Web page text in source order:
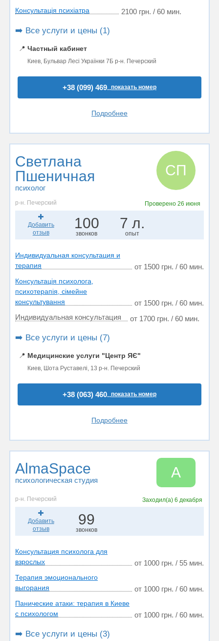
Консультація психіатра 2100 грн. / 60 мин.
➡️ Все услуги и цены (1)
📍 Частный кабинет
Киев, Бульвар Лесі Українки 7Б р-н. Печерский
+38 (099) 469..показать номер
Подробнее
Светлана
Пшеничная
психолог
СП
р-н. Печерский Проверено 26 июня
Добавить
отзыв
100
звонков
7 л.
опыт
Индивидуальная консультация и
терапия
от 1500 грн. / 60 мин.
Консультація психолога,
психотерапія, сімейне
консультування
от 1500 грн. / 60 мин.
Индивидуальная консультация
от 1700 грн. / 60 мин.
➡️ Все услуги и цены (7)
📍 Медицинские услуги "Центр ЯЄ"
Киев, Шота Руставелі, 13 р-н. Печерский
+38 (063) 460..показать номер
Подробнее
AlmaSpace
психологическая студия A
р-н. Печерский Заходил(а)6 декабря
Добавить
отзыв
99
звонков
Консультация психолога для
взрослых
от 1000 грн. / 55 мин.
Терапия эмоционального
выгорания
от 1000 грн. / 60 мин.
Панические атаки: терапия в Киеве
с психологом
от 1000 грн. / 60 мин.
➡️ Все услуги и цены (3)